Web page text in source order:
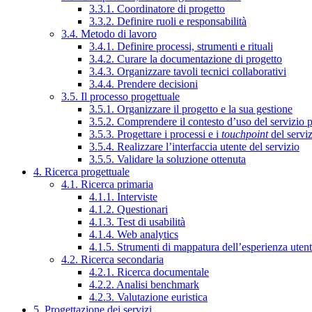
3.3.1. Coordinatore di progetto
3.3.2. Definire ruoli e responsabilità
3.4. Metodo di lavoro
3.4.1. Definire processi, strumenti e rituali
3.4.2. Curare la documentazione di progetto
3.4.3. Organizzare tavoli tecnici collaborativi
3.4.4. Prendere decisioni
3.5. Il processo progettuale
3.5.1. Organizzare il progetto e la sua gestione
3.5.2. Comprendere il contesto d’uso del servizio
3.5.3. Progettare i processi e i touchpointdel
3.5.4. Realizzare l’interfaccia utente del servizio
3.5.5. Validare la soluzione ottenuta
4. Ricerca progettuale
4.1. Ricerca primaria
4.1.1. Interviste
4.1.2. Questionari
4.1.3. Test di usabilità
4.1.4. Web analytics
4.1.5. Strumenti di mappatura dell’esperienza
4.2. Ricerca secondaria
4.2.1. Ricerca documentale
4.2.2. Analisi benchmark
4.2.3. Valutazione euristica
5. Progettazione dei servizi